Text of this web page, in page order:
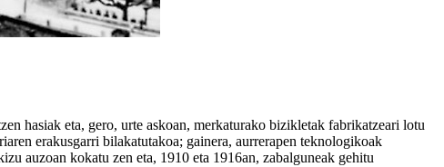
hasiak eta, gero, urte askoan, merkaturako bizikletak fabrikatzeari lotu
erakusgarri bilakatutakoa; gainera, aurrerapen teknologikoak
auzoan kokatu zen eta, 1910 eta 1916an, zabalguneak gehitu